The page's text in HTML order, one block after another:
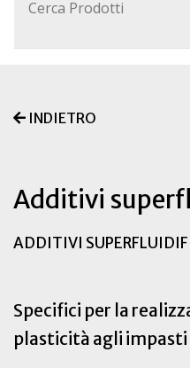
INDIETRO
Additivi
ADDITIVI
Specifici per la
plasticità agli